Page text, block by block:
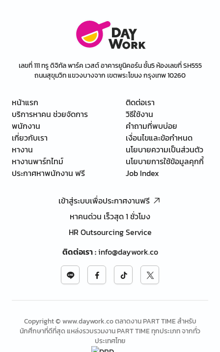
เลขที่ 111 ทรู ดิจิทัล พาร์ค เวสต์ อาคารยูนิคอร์น ชั้น5 ห้องเลขที่ SH555
ถนนสุขุมวิท แขวงบางจาก เขตพระโขนง กรุงเทพ 10260
หน้าแรก
บริการหาคน ช่วยจัดการ
พนักงาน
เกี่ยวกับเรา
หางาน
หางานพาร์ทไทม์
ประกาศหาพนักงาน ฟรี
ติดต่อเรา
วิธีใช้งาน
คำถามที่พบบ่อย
เงื่อนไขและข้อกำหนด
นโยบายความเป็นส่วนตัว
นโยบายการใช้ข้อมูลคุกกี้
Job Index
เข้าสู่ระบบเพื่อประกาศงานฟรี
หาคนด่วน เร็วสุด 1 ชั่วโมง
HR Outsourcing Service
ติดต่อเรา:info@daywork.co
Copyright © www.daywork.co ตลาดงาน PART TIME สำหรับ
นักศึกษาที่ดีที่สุด แหล่งรวบรวมงาน PART TIME ทุกประเภท จากทั่ว
ประเทศไทย